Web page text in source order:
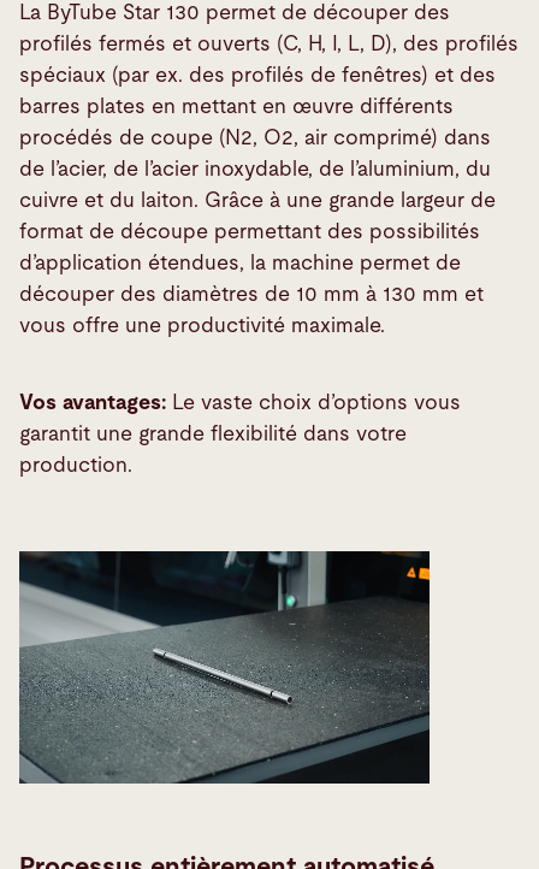
La ByTube Star 130 permet de découper des
profilés fermés et ouverts (C, H, I, L, D), des profilés
spéciaux (par ex. des profilés de fenêtres) et des
barres plates en mettant en œuvre différents
procédés de coupe (N2, O2, air comprimé) dans
de l’acier, de l’acier inoxydable, de l’aluminium, du
cuivre et du laiton. Grâce à une grande largeur de
format de découpe permettant des possibilités
d’application étendues, la machine permet de
découper des diamètres de 10 mm à 130 mm et
vous offre une productivité maximale.
Vos avantages: Le vaste choix d’options vous
garantit une grande flexibilité dans votre
production.